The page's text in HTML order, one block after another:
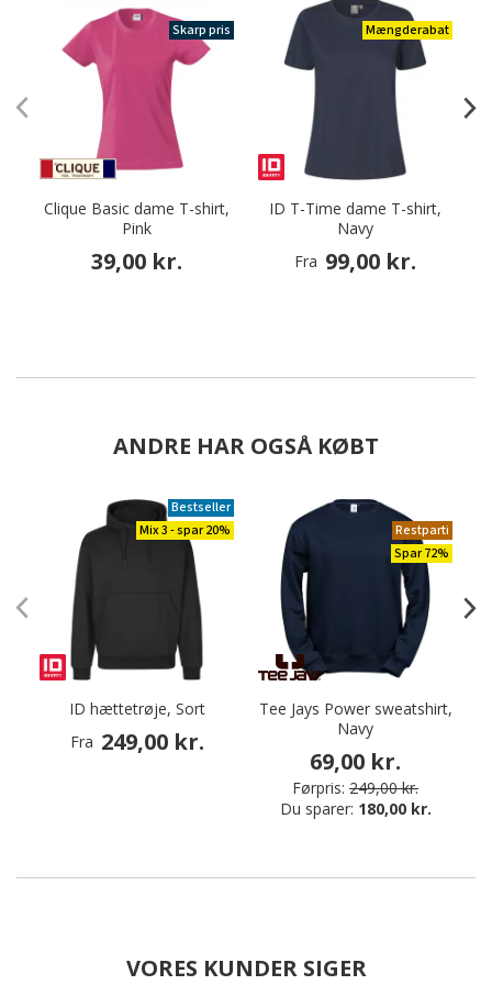
Skarp pris
Clique Basic dame T-shirt,
Pink
39,00 kr.
Mængderabat
ID T-Time dame T-shirt,
Navy
Fra 99,00 kr.
ANDRE HAR OGSÅ KØBT
Bestseller
Mix 3 - spar 20%
ID hættetrøje, Sort
Fra 249,00 kr.
Restparti
Spar 72%
Tee Jays Power sweatshirt,
Navy
69,00 kr.
Førpris: 249,00 kr.
Du sparer: 180,00 kr.
VORES KUNDER SIGER